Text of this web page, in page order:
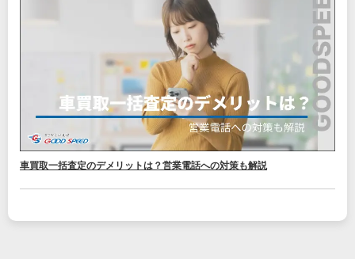
車買取一括査定のデメリットは？営業電話への対策も解説